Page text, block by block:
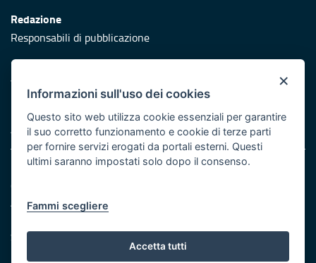
Redazione
Responsabili di pubblicazione
Protezione civile
Vai al sito di Protezione Civile Puglia
Iniziativa finanziata con risorse del POR Puglia 2014/2020 -
Asse XI
Note legali
Cookie e privacy
Atti di notifica
Servizi Intranet
×
Informazioni sull'uso dei cookies
Questo sito web utilizza cookie essenziali per garantire
il suo corretto funzionamento e cookie di terze parti
per fornire servizi erogati da portali esterni. Questi
ultimi saranno impostati solo dopo il consenso.
Fammi scegliere
Accetta tutti